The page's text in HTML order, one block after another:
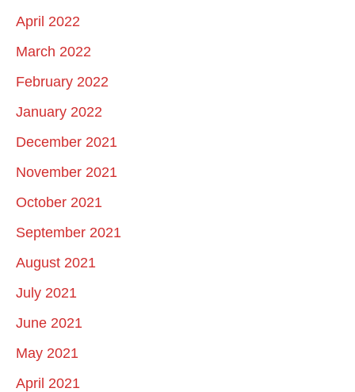
April 2022
March 2022
February 2022
January 2022
December 2021
November 2021
October 2021
September 2021
August 2021
July 2021
June 2021
May 2021
April 2021